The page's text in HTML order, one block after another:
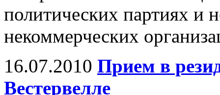
политических партиях и
некоммерческих
16.07.2010 Прием в
Вестервелле